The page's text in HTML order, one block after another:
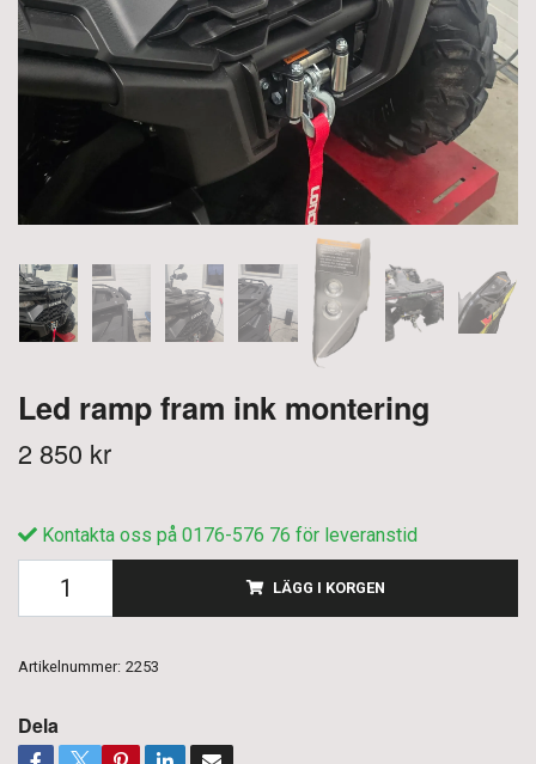
Led ramp fram ink montering
2 850 kr
Kontakta oss på 0176-576 76 för leveranstid
LÄGG I KORGEN
Artikelnummer: 2253
Dela